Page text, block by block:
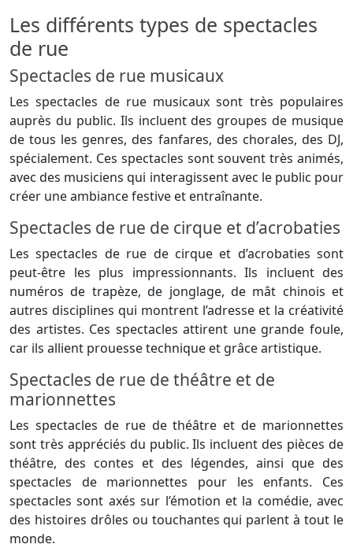
Les différents types de spectacles
de rue
Spectacles de rue musicaux
Les spectacles de rue musicaux sont très populaires
auprès du public. Ils incluent des groupes de musique
de tous les genres, des fanfares, des chorales, des DJ,
spécialement. Ces spectacles sont souvent très animés,
avec des musiciens qui interagissent avec le public pour
créer une ambiance festive et entraînante.
Spectacles de rue de cirque et d’acrobaties
Les spectacles de rue de cirque et d’acrobaties sont
peut-être les plus impressionnants. Ils incluent des
numéros de trapèze, de jonglage, de mât chinois et
autres disciplines qui montrent l’adresse et la créativité
des artistes. Ces spectacles attirent une grande foule,
car ils allient prouesse technique et grâce artistique.
Spectacles de rue de théâtre et de
marionnettes
Les spectacles de rue de théâtre et de marionnettes
sont très appréciés du public. Ils incluent des pièces de
théâtre, des contes et des légendes, ainsi que des
spectacles de marionnettes pour les enfants. Ces
spectacles sont axés sur l’émotion et la comédie, avec
des histoires drôles ou touchantes qui parlent à tout le
monde.